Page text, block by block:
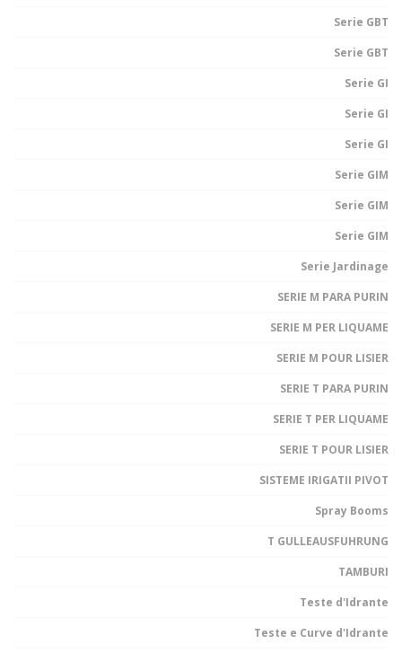
Serie GBT
Serie GBT
Serie GI
Serie GI
Serie GI
Serie GIM
Serie GIM
Serie GIM
Serie Jardinage
SERIE M PARA PURIN
SERIE M PER LIQUAME
SERIE M POUR LISIER
SERIE T PARA PURIN
SERIE T PER LIQUAME
SERIE T POUR LISIER
SISTEME IRIGATII PIVOT
Spray Booms
T GULLEAUSFUHRUNG
TAMBURI
Teste d'Idrante
Teste e Curve d'Idrante